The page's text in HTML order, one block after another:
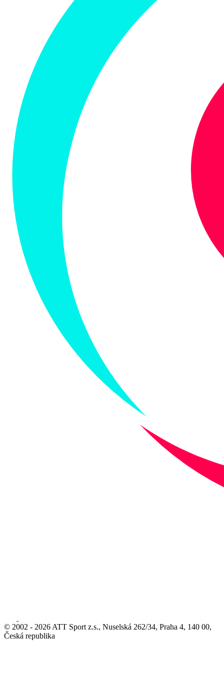
© 2002 - 2026 ATT Sport z.s., Nuselská 262/34, Praha 4, 140 00,
Česká republika